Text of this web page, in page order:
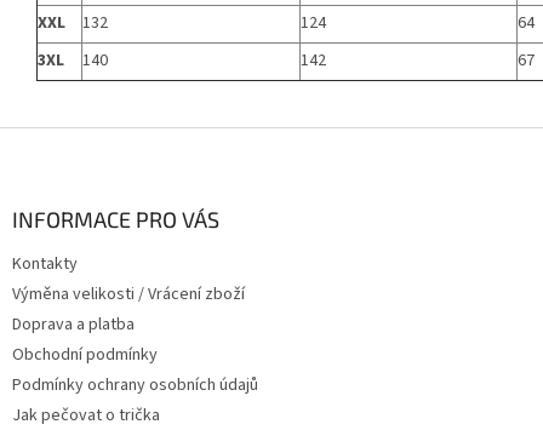
XXL
132 124
64
3XL
140 142 67
INFORMACE PRO VÁS
Kontakty
Výměna velikosti / Vrácení zboží
Doprava a platba
Obchodní podmínky
Podmínky ochrany osobních údajů
Jak pečovat o trička